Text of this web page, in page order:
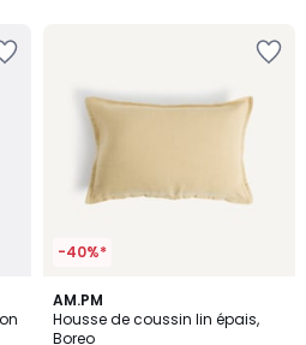
-40%*
AM.PM
Housse de coussin lin épais,
Boreo
2
/
5
7
Couleurs